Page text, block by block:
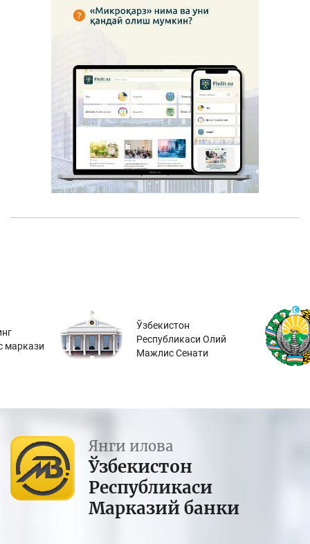
маркази
Ўзбекистон
Республикаси Олий
Мажлис Сенати
Янги илова
Ўзбекистон
Республикаси
Марказий банки